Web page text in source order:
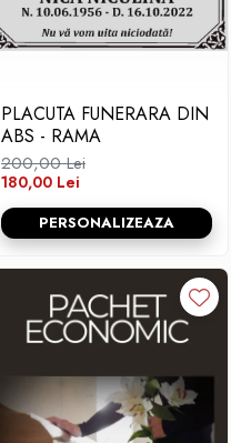
PLACUTA FUNERARA DIN
ABS - RAMA
200,00 Lei
180,00 Lei
PERSONALIZEAZA